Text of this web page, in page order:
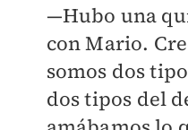
—Hubo una
con Mario.
somos dos
dos tipos del